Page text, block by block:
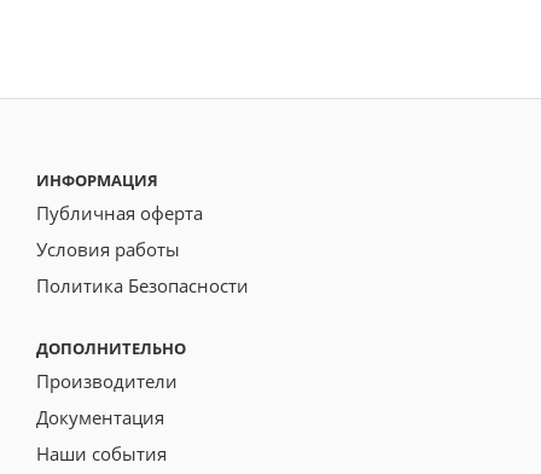
ИНФОРМАЦИЯ
Публичная оферта
Условия работы
Политика Безопасности
ДОПОЛНИТЕЛЬНО
Производители
Документация
Наши события